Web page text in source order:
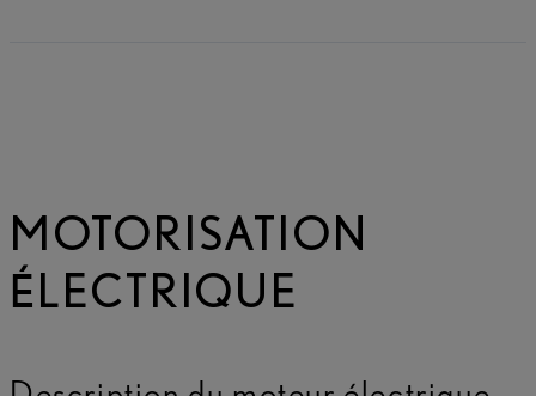
MOTORISATION
ÉLECTRIQUE